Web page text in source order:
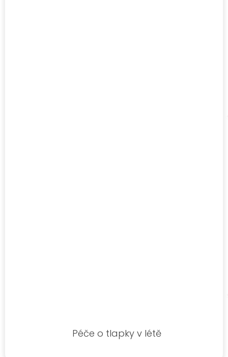
Péče o tlapky v létě